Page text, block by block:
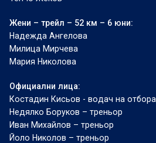
Жени – трейл – 52 км – 6 юни:
Надежда Ангелова
Милица Мирчева
Мария Николова
Официални лица:
Костадин Кисьов - водач на отбора
Недялко Боруков – треньор
Иван Михайлов – треньор
Йоло Николов – треньор